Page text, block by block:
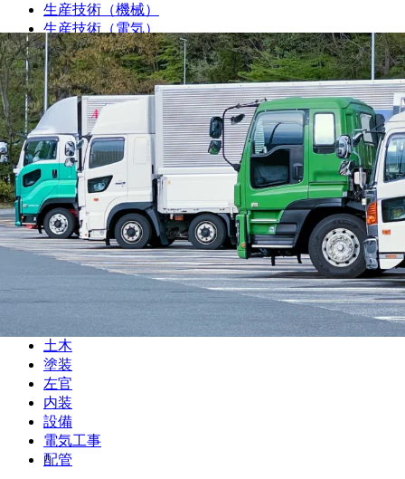
生産技術（機械）
生産技術（電気）
生産管理・購買・工場長
回路設計
機械設計
光学設計
金型設計
CAE解析
ソフトウェア開発・組み込み
研究・開発・企画
テクニカルライター
職人
建設
解体
土木
塗装
左官
内装
設備
電気工事
配管